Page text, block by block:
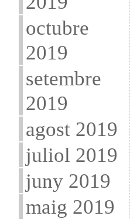
octubre
2019
setembre
2019
agost 2019
juliol 2019
juny 2019
maig 2019